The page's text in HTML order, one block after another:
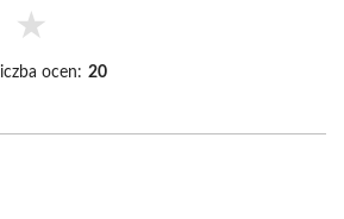
★
ocen: 20